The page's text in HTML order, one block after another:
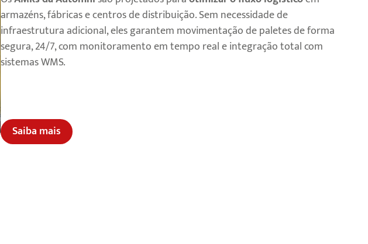
armazéns, fábricas e centros de distribuição. Sem necessidade de
infraestrutura adicional, eles garantem movimentação de paletes de forma
segura, 24/7, com monitoramento em tempo real e integração total com
sistemas WMS.
Saiba mais